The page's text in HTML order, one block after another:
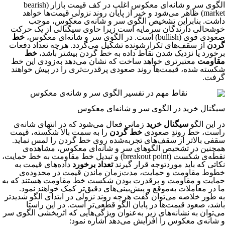
الگوی سر و شانه‌ای معکوس اغلب در کف قیمت بازار (bearish
market) ظاهر می‌شود و خبر از پایان روند نزولی قیمت‌ها خواهد
داشت. بنابراین تشخیص الگوی سر و شانه‌ی معکوس، موجب
خوشحالی دارندگان سرمایه است زیرا حاوی سیگنالی از یک حرکت
صعودی قوی (bullish) است. در الگوی سر و شانه‌ای معکوس،
خط
گردن از سقف‌های تکرارشونده تشکیل می‌گردد. هرچه تعداد دفعات
برخورد یا نزدیک شدن نقاط داده به خط گردن بیشتر باشد، خط
مقاومت معتبرتری خواهد ساخت که نشان می‌دهد به‌زودی این خط
شکسته شده، قیمت‌ها روند صعودی پرقدرت‌تری را در پیش خواهند
گرفت.
سیگنال خرید در الگوی سر و شانه‌ای معکوس
در این الگو سیگنال خرید زمانی فعال می‌شود که در انتهای شانه‌ی
راست، خط روندِ صعودی خط گردن را به سمت بالا شکسته، قیمت
سقفی بالاتر از سقف‌های تجربه‌شده روی خط گردن را لمس نماید.
همچنین در تشخیص الگوهای سر و شانه‌ای معکوس، مشاهده‌ی
نقطه‌ی شکست (breakout point) و تبدیل خط مقاومت به خط حمایت،
نکاتی که باید موردتوجه قرار گیرندتعداد برخورد داده‌های قیمت به
خطوط مقاومت و حمایت، مدت‌زمان ماندن قیمت در محدوده‌ی
حمایت و مقاومت و پرقدرت بودن شکست خط مقاومت هستند که به
ما در معاملات به‌موقع و پیش‌بینی‌های دقیق‌تر کمک خواهند نمود.
به طور خلاصه می‌توان گفت هرچه روند نزولی در ابتدای الگو شدیدتر
باشد، صعود قیمت‌ها در پایان الگو قطعی‌تر است. در این راستا
می‌توان به نشانه‌های زیر به‌عنوان ویژگی‌هایی که اثربخشی الگوی سر
و شانه‌ی معکوس را افزایش می‌دهد اشاره نمود: